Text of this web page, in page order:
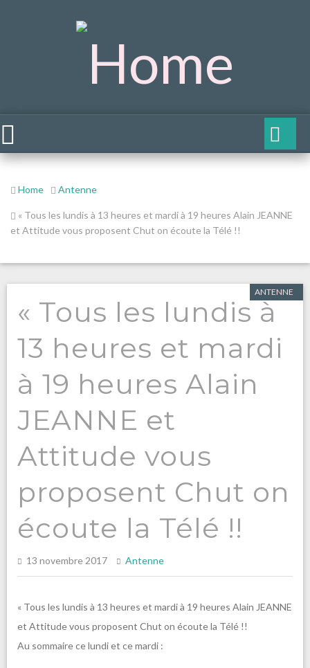
Home Antenne
« Tous les lundis à 13 heures et mardi à 19 heures Alain JEANNE
et Attitude vous proposent Chut on écoute la Télé !!
ANTENNE
« Tous les lundis à
13 heures et mardi
à 19 heures Alain
JEANNE et
Attitude vous
proposent Chut on
écoute la Télé !!
13 novembre 2017 Antenne
« Tous les lundis à 13 heures et mardi à 19 heures Alain JEANNE
et Attitude vous proposent Chut on écoute la Télé !!
Au sommaire ce lundi et ce mardi :